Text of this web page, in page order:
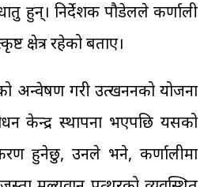
हुन्। निर्देशक पौडेलले कर्णाली
क्षेत्र रहेको बताए।
अन्वेषण गरी उत्खननको योजना
केन्द्र स्थापना भएपछि यसको
हुनेछु, उनले भने, कर्णालीमा